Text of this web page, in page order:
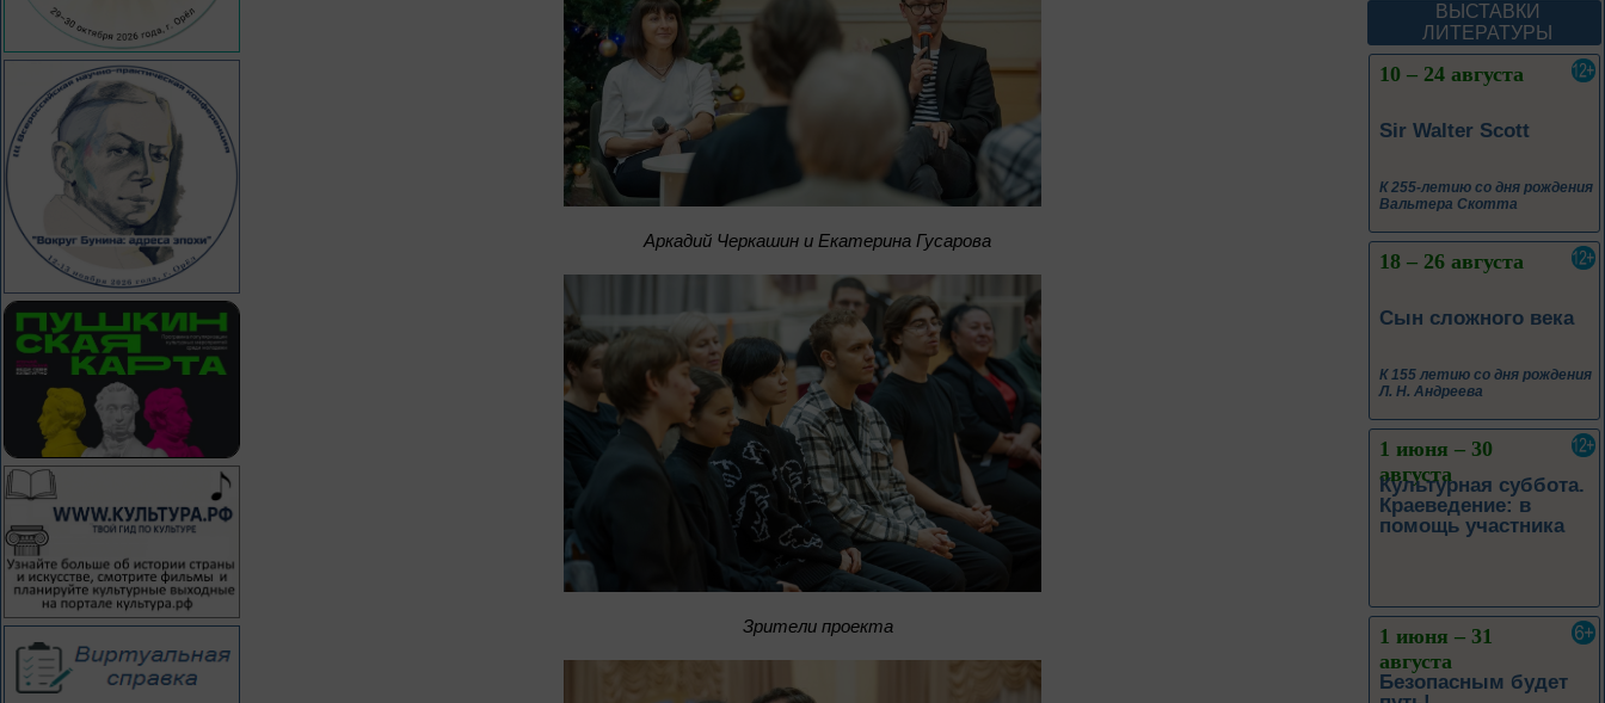
Аркадий Черкашин и Екатерина Гусарова
Зрители проекта
ВЫСТАВКИ
ЛИТЕРАТУРЫ
10 – 24 августа
18 – 26 августа
1 июня – 30
августа
Культурная суббота.
Краеведение: в
помощь участника
1 июня – 31
августа
Безопасным будет
путь!